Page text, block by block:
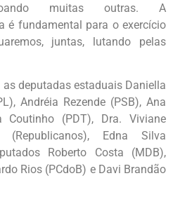
muitas outras. A
é fundamental para o exercício
juntas, lutando pelas
as deputadas estaduais Daniella
Andréia Rezende (PSB), Ana
Coutinho (PDT), Dra. Viviane
Edna Silva
Roberto Costa (MDB),
Rios (PCdoB) e Davi Brandão